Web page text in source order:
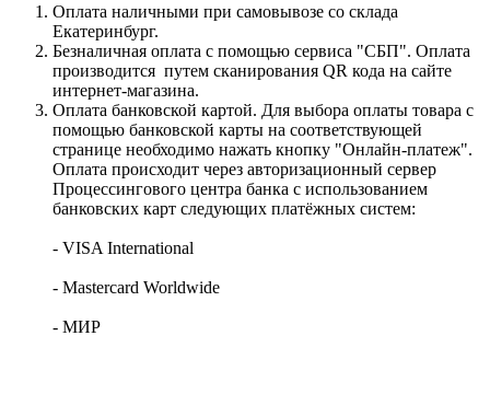
Оплата наличными при самовывозе со склада
Екатеринбург.
Безналичная оплата с помощью сервиса "СБП". Оплата
производится путем сканирования QR кода на сайте
интернет-магазина.
Оплата банковской картой. Для выбора оплаты товара с
помощью банковской карты на соответствующей
странице необходимо нажать кнопку "Онлайн-платеж".
Оплата происходит через авторизационный сервер
Процессингового центра банка с использованием
банковских карт следующих платёжных систем:
- VISA International
- Mastercard Worldwide
- МИР